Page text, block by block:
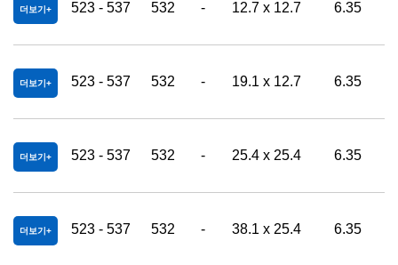
더보기 523 - 537 532 - 12.7 x 12.7 6.35
더보기 523 - 537 532 - 19.1 x 12.7 6.35
더보기 523 - 537 532 - 25.4 x 25.4 6.35
더보기 523 - 537 532 - 38.1 x 25.4 6.35